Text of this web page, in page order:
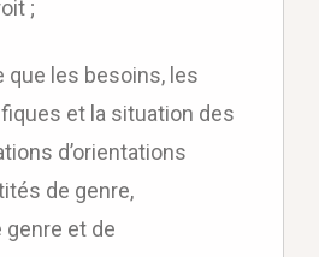
;
les besoins, les
et la situation des
d’orientations
de genre,
genre et de